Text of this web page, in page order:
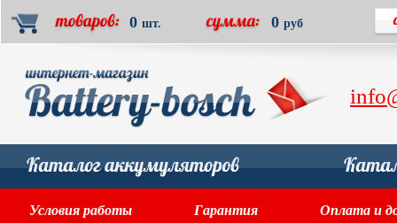
0 шт. 0 руб
Условия работы Гарантия Оплата и